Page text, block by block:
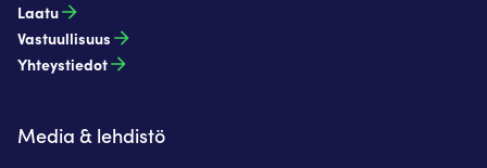
Laatu
Vastuullisuus
Yhteystiedot
Media & lehdistö